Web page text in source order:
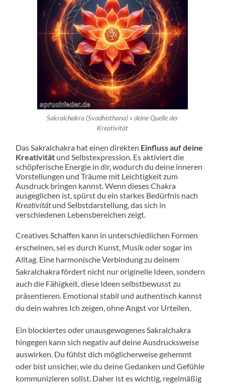
Sakralchakra (Svadhisthana) » deine Quelle der
Kreativität
Das Sakralchakra hat einen direkten Einfluss auf deine
Kreativität und Selbstexpression. Es aktiviert die
schöpferische Energie in dir, wodurch du deine inneren
Vorstellungen und Träume mit Leichtigkeit zum
Ausdruck bringen kannst. Wenn dieses Chakra
ausgeglichen ist, spürst du ein starkes Bedürfnis nach
Kreativitätund Selbstdarstellung, das sich in
verschiedenen Lebensbereichen zeigt.
Creatives Schaffen kann in unterschiedlichen Formen
erscheinen, sei es durch Kunst, Musik oder sogar im
Alltag. Eine harmonische Verbindung zu deinem
Sakralchakra fördert nicht nur originelle Ideen, sondern
auch die Fähigkeit, diese Ideen selbstbewusst zu
präsentieren. Emotional stabil und authentisch kannst
du dein wahres Ich zeigen, ohne Angst vor Urteilen.
Ein blockiertes oder unausgewogenes Sakralchakra
hingegen kann sich negativ auf deine Ausdrucksweise
auswirken. Du fühlst dich möglicherweise gehemmt
oder bist unsicher, wie du deine Gedanken und Gefühle
kommunizieren sollst. Daher ist es wichtig, regelmäßig